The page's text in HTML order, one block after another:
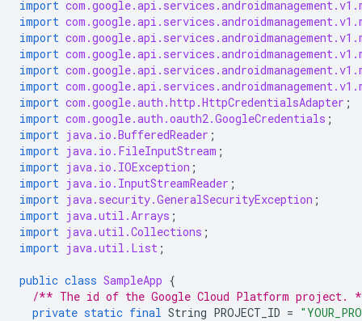
import
import
import
import
import
import
import com.google.auth.http.HttpCredentialsAdapter ;
import com.google.auth.oauth2.GoogleCredentials ;
import java.io.BufferedReader ;
import java.io.FileInputStream ;
import java.io.IOException ;
import java.io.InputStreamReader ;
import java.security.GeneralSecurityException ;
import java.util.Arrays ;
import java.util.Collections ;
import java.util.List ;
public class SampleApp {
/** The id of the Google Cloud Platform project.
private static final String PROJECT_ID =